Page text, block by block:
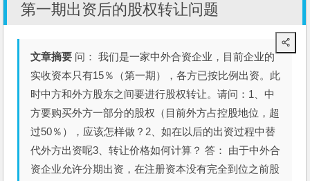
第一期出资后的股权转让问题
文章摘要 问： 我们是一家中外合资企业，目前企业的
实收资本只有15％（第一期），各方已按比例出资。此
时中方和外方股东之间要进行股权转让。请问：1、中
方要购买外方一部分的股权（目前外方占控股地位，超
过50％），应该怎样做？2、如在以后的出资过程中替
代外方出资呢3、转让价格如何计算？ 答： 由于中外合
资企业允许分期出资，在注册资本没有完全到位之前股